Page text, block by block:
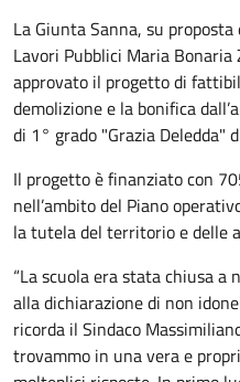
La Giunta Sanna, su
Lavori Pubblici Maria Bonaria
approvato il progetto di
demolizione e la bonifica
di 1° grado "Grazia Deledda"
Il progetto è finanziato con
nell’ambito del Piano
la tutela del territorio e delle
“La scuola era stata chiusa
alla dichiarazione di non
ricorda il Sindaco
trovammo in una vera e